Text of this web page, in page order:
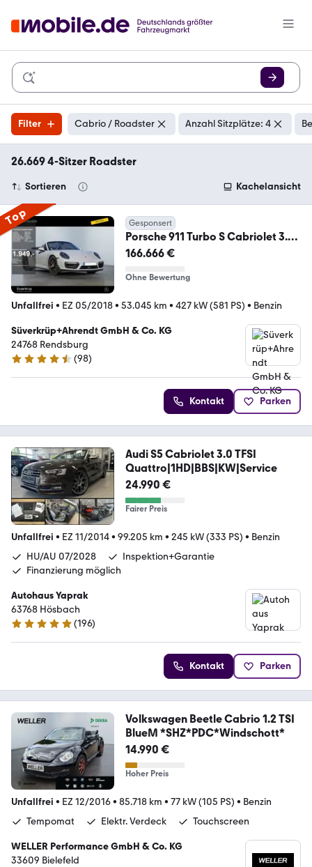
Filter Cabrio / Roadster Anzahl Sitzplätze: 4
26.669 4-Sitzer Roadster
Sortieren Kachelansicht
Top Gesponsert
Porsche 911 Turbo S Cabriolet 3.8
BURM MEMO AIRMATIC PDC
166.666 €
Ohne Bewertung
Unfallfrei • EZ 05/2018• 53.045 km • 427 kW (581 PS) • Benzin
Süverkrüp+Ahrendt GmbH & Co. KG
24768 Rendsburg
4.7 Sterne
(98)
Kontakt Parken
Audi S5 Cabriolet 3.0 TFSI
Quattro|1HD|BBS|KW|Service
24.990 €
Fairer Preis
Unfallfrei • EZ 11/2014• 99.205 km • 245 kW (333 PS) • Benzin
HU/AU 07/2028
Inspektion+Garantie
Finanzierung möglich
Autohaus Yaprak
63768 Hösbach
4.8 Sterne
(196)
Kontakt Parken
Volkswagen Beetle Cabrio 1.2 TSI
BlueM *SHZ*PDC*Windschott*
14.990 €
Hoher Preis
Unfallfrei • EZ 12/2016• 85.718 km • 77 kW (105 PS) • Benzin
Tempomat
Elektr. Verdeck Touchscreen
WELLER Performance GmbH & Co. KG
33609 Bielefeld